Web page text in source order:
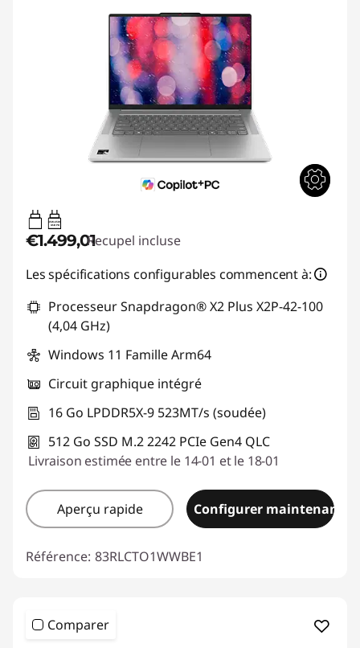
45W-65W
USB PD
€1.499,01Recupel incluse
Les spécifications configurables commencent à:
Processeur Snapdragon® X2 Plus X2P-42-100
(4,04 GHz)
Windows 11 Famille Arm64
Circuit graphique intégré
16 Go LPDDR5X-9 523MT/s (soudée)
512 Go SSD M.2 2242 PCIe Gen4 QLC
Livraison estimée entre le 14-01 et le 18-01
Aperçu rapide Configurer maintenant
Référence: 83RLCTO1WWBE1
Comparer